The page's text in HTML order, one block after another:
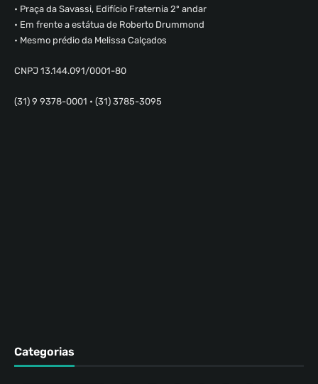
• Praça da Savassi, Edifício Fraternia 2º andar
• Em frente a estátua de Roberto Drummond
• Mesmo prédio da Melissa Calçados
CNPJ 13.144.091/0001-80
(31) 9 9378-0001 • (31) 3785-3095
Categorias